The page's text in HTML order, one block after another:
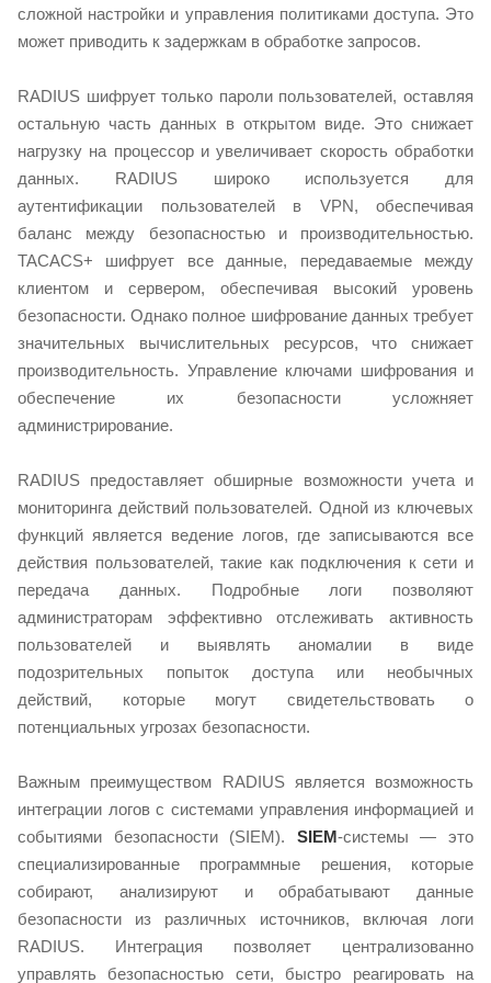
сложной настройки и управления политиками доступа. Это
может приводить к задержкам в обработке запросов.
RADIUS шифрует только пароли пользователей, оставляя
остальную часть данных в открытом виде. Это снижает
нагрузку на процессор и увеличивает скорость обработки
данных. RADIUS широко используется для
аутентификации пользователей в VPN, обеспечивая
баланс между безопасностью и производительностью.
TACACS+ шифрует все данные, передаваемые между
клиентом и сервером, обеспечивая высокий уровень
безопасности. Однако полное шифрование данных требует
значительных вычислительных ресурсов, что снижает
производительность. Управление ключами шифрования и
обеспечение их безопасности усложняет
администрирование.
RADIUS предоставляет обширные возможности учета и
мониторинга действий пользователей. Одной из ключевых
функций является ведение логов, где записываются все
действия пользователей, такие как подключения к сети и
передача данных. Подробные логи позволяют
администраторам эффективно отслеживать активность
пользователей и выявлять аномалии в виде
подозрительных попыток доступа или необычных
действий, которые могут свидетельствовать о
потенциальных угрозах безопасности.
Важным преимуществом RADIUS является возможность
интеграции логов с системами управления информацией и
событиями безопасности (SIEM). SIEM-системы — это
специализированные программные решения, которые
собирают, анализируют и обрабатывают данные
безопасности из различных источников, включая логи
RADIUS. Интеграция позволяет централизованно
управлять безопасностью сети, быстро реагировать на